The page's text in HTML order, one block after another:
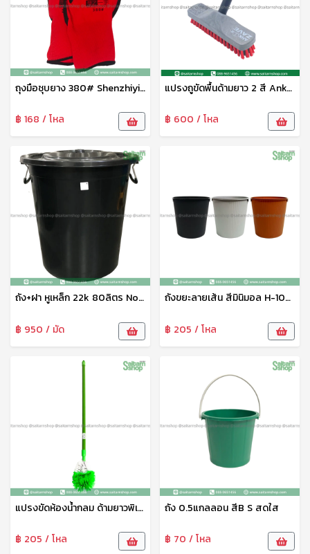
ถุงมือชุบยาง 380# Shenzhiyishou
฿ 168 / โหล
แปรงถูขัดพื้นด้ามยาว 2 สี Ankor Zave สมอ
฿ 600 / โหล
ถัง+ฝา หูเหล็ก 22k 80ลิตร No.714B LK
฿ 950 / มัด
ถังขยะลายเส้น สีมินิมอล H-109 JT
฿ 205 / โหล
แปรงขัดห้องน้ำกลม ด้ามยาวพิเศษ No.TB17 Sunbrand
฿ 205 / โหล
ถัง 0.5แกลลอน สีB S สดใส
฿ 70 / โหล